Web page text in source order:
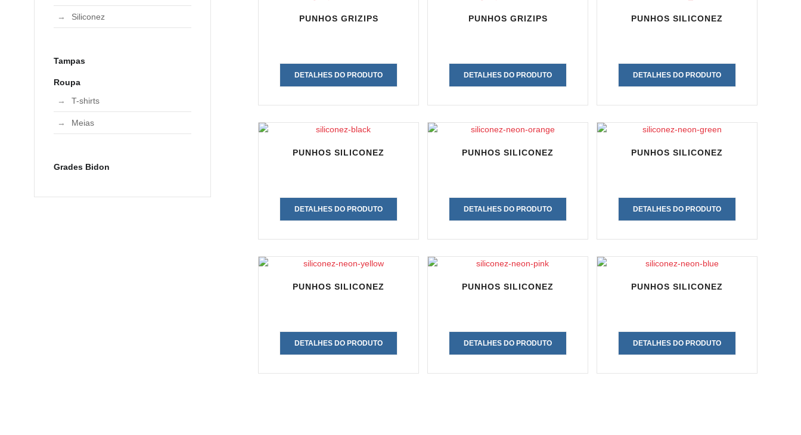
PUNHOS GRIZIPS
DETALHES DO PRODUTO
PUNHOS GRIZIPS
DETALHES DO PRODUTO
PUNHOS SILICONEZ
DETALHES DO PRODUTO
PUNHOS SILICONEZ
DETALHES DO PRODUTO
PUNHOS SILICONEZ
DETALHES DO PRODUTO
PUNHOS SILICONEZ
DETALHES DO PRODUTO
PUNHOS SILICONEZ
DETALHES DO PRODUTO
PUNHOS SILICONEZ
DETALHES DO PRODUTO
PUNHOS SILICONEZ
DETALHES DO PRODUTO
Siliconez
Tampas
Roupa
T-shirts
Meias
Grades Bidon